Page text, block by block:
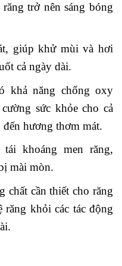
trở nên sáng bóng
giúp khử mùi và hơi
cả ngày dài.
khả năng chống oxy
sức khỏe cho cả
hương thơm mát.
khoáng men răng,
mài mòn.
chất cần thiết cho răng
răng khỏi các tác động